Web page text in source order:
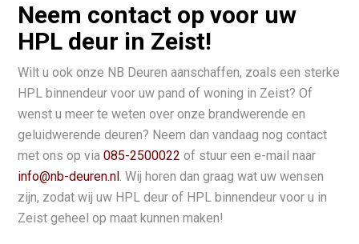
Neem contact op voor uw
HPL deur in Zeist!
Wilt u ook onze NB Deuren aanschaffen, zoals een sterke
HPL binnendeur voor uw pand of woning in Zeist? Of
wenst u meer te weten over onze brandwerende en
geluidwerende deuren? Neem dan vandaag nog contact
met ons op via085-2500022 of stuur een e-mail naar
info@nb-deuren.nl. Wij horen dan graag wat uw wensen
zijn, zodat wij uw HPL deur of HPL binnendeur voor u in
Zeist geheel op maat kunnen maken!